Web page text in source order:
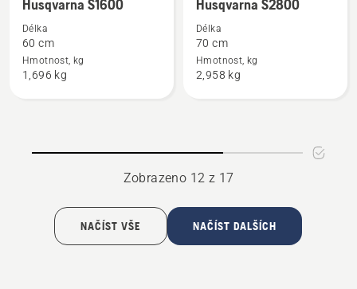
informací
Husqvarna
S1600
Husqvarna S1600
Délka
60 cm
Hmotnost, kg
1,696 kg
informací
Husqvarna
S2800
Husqvarna S2800
Délka
70 cm
Hmotnost, kg
2,958 kg
Zobrazeno 12 z 17
NAČÍST VŠE NAČÍST DALŠÍCH